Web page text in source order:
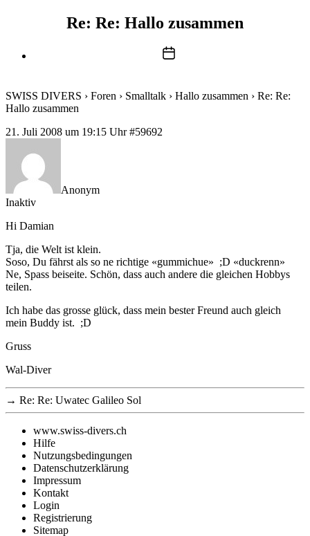
Re: Re: Hallo zusammen
Beitragsdatum
SWISS DIVERS › Foren › Smalltalk › Hallo zusammen › Re: Re:
Hallo zusammen
21. Juli 2008 um 19:15 Uhr #59692
Anonym
Inaktiv
Hi Damian
Tja, die Welt ist klein.
Soso, Du fährst als so ne richtige «gummichue» ;D «duckrenn»
Ne, Spass beiseite. Schön, dass auch andere die gleichen Hobbys
teilen.
Ich habe das grosse glück, dass mein bester Freund auch gleich
mein Buddy ist. ;D
Gruss
Wal-Diver
→ Re: Re: Uwatec Galileo Sol
www.swiss-divers.ch
Hilfe
Nutzungsbedingungen
Datenschutzerklärung
Impressum
Kontakt
Login
Registrierung
Sitemap